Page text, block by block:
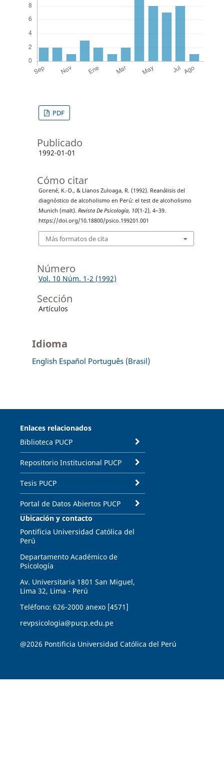
PDF
Publicado
1992-01-01
Cómo citar
Gorené, K.-D., & Llanos Zuloaga, R. (1992). Reanálisis del
diagnóstico de alcoholismo en Perú: el test de alcoholismo
Munich (malt). Revista De Psicología, 10(1-2), 4–39.
https://doi.org/10.18800/psico.199201.001
Más formatos de cita
Número
Vol. 10 Núm. 1-2 (1992)
Sección
Artículos
Idioma
English Español Português (Brasil)
Enlaces relacionados
Biblioteca PUCP
Repositorio Institucional PUCP
Tesis PUCP
Portal de Datos Abiertos PUCP
Ubicación y contacto
Pontificia Universidad Católica del
Perú
Departamento Académico de
Psicología
Av. Universitaria 1801 San Miguel,
Lima 32, Lima - Perú
Teléfono: 626-2000 anexo [4571]
revpsicologia@pucp.edu.pe
@2026 Pontificia Universidad Católica del Perú